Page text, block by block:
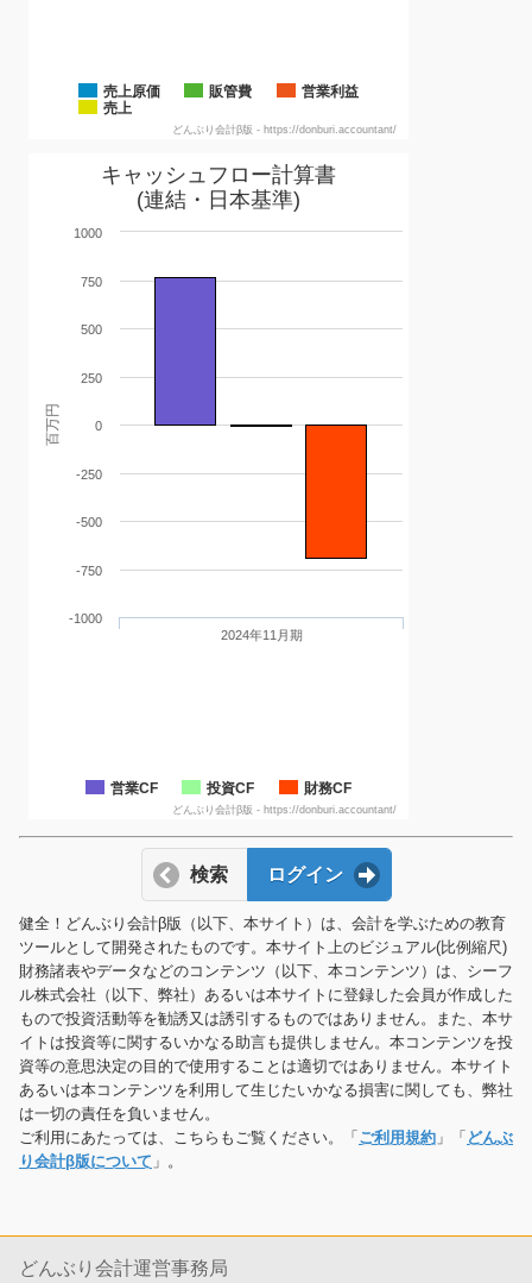
売上原価 販管費
営業利益
売上
どんぶり会計β版 - https://donburi.accountant/
百万円
キャッシュフロー計算書
(連結・日本基準)
営業CF 投資CF 財務CF
2024年11月期
-1000
-500
0
500
1000
-750
-250
250
750
どんぶり会計β版 - https://donburi.accountant/
検索 ログイン
健全！どんぶり会計β版（以下、本サイト）は、会計を学ぶための教育
ツールとして開発されたものです。本サイト上のビジュアル(比例縮尺)
財務諸表やデータなどのコンテンツ（以下、本コンテンツ）は、シーフ
ル株式会社（以下、弊社）あるいは本サイトに登録した会員が作成した
もので投資活動等を勧誘又は誘引するものではありません。また、本サ
イトは投資等に関するいかなる助言も提供しません。本コンテンツを投
資等の意思決定の目的で使用することは適切ではありません。本サイト
あるいは本コンテンツを利用して生じたいかなる損害に関しても、弊社
は一切の責任を負いません。
ご利用にあたっては、こちらもご覧ください。「 ご利用規約 」「 どんぶ
り会計β版について 」。
どんぶり会計運営事務局